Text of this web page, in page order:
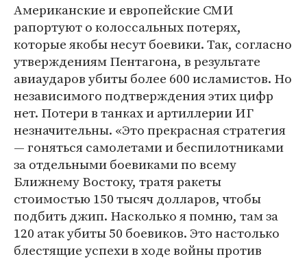
Американские и европейские СМИ
рапортуют о колоссальных потерях,
которые якобы несут боевики. Так, согласно
утверждениям Пентагона, в результате
авиаударов убиты более 600 исламистов. Но
независимого подтверждения этих цифр
нет. Потери в танках и артиллерии ИГ
незначительны. «Это прекрасная стратегия
— гоняться самолетами и беспилотниками
за отдельными боевиками по всему
Ближнему Востоку, тратя ракеты
стоимостью 150 тысяч долларов, чтобы
подбить джип. Насколько я помню, там за
120 атак убиты 50 боевиков. Это настолько
блестящие успехи в ходе войны против